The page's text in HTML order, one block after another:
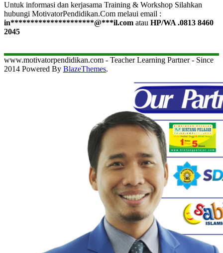
Untuk informasi dan kerjasama Training & Workshop Silahkan
hubungi MotivatorPendidikan.Com melaui email :
in*********************@***il.com atau HP/WA .0813 8460
2045
www.motivatorpendidikan.com - Teacher Learning Partner - Since
2014 Powered By BlazeThemes.